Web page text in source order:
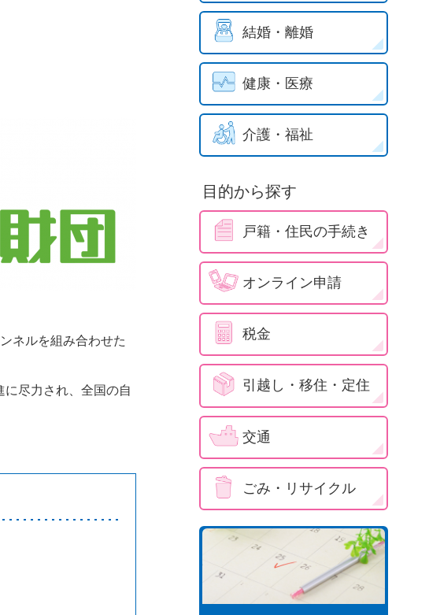
ネルを組み合わせた
尽力され、全国の自
結婚・離婚
健康・医療
介護・福祉
目的から探す
戸籍・住民の手続き
オンライン申請
税金
引越し・移住・定住
交通
ごみ・リサイクル